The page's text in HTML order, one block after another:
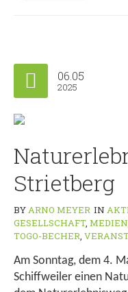
06.05
2025
Strietberg
BYARNO MEYER IN
GESELLSCHAFT, MEDIEN
TOGO-BECHER,
Am Sonntag, dem 4.
Schiffweiler einen